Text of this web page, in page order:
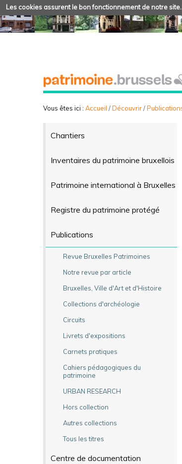
Les cookies assurent le bon fonctionnement de notre
Vous êtes ici : Accueil /Découvrir/
Chantiers
Inventaires du patrimoine bruxellois
Patrimoine international à Bruxelles
Registre du patrimoine protégé
Publications
Revue Bruxelles Patrimoines
Notre revue par article
Bruxelles, Ville d'Art et d'Histoire
Collections d'archéologie
Circuits
Livrets d'expositions
Carnets pratiques
Cahiers pédagogiques du
patrimoine
URBAN RESEARCH
Hors collection
Autres collections
Tous les titres
Centre de documentation